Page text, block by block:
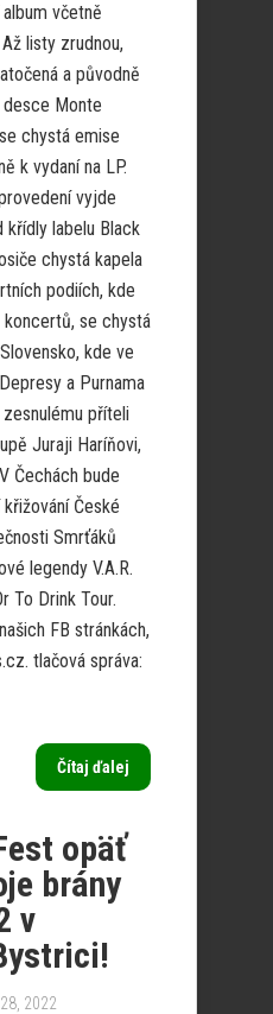
včetně
listy zrudnou,
a původně
Monte
chystá emise
k vydaní na LP.
vyjde
křídly labelu Black
chystá kapela
podiích, kde
se chystá
kde ve
a Purnama
příteli
Juraji Haríňovi,
Čechách bude
České
Smrťáků
legendy V.A.R.
To Drink Tour.
FB stránkách,
tlačová správa:
Čítaj ďalej
opäť
brány
v
2022